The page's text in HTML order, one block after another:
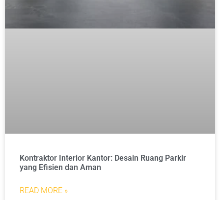
Kontraktor Interior Kantor: Desain Ruang Parkir
yang Efisien dan Aman
READ MORE »